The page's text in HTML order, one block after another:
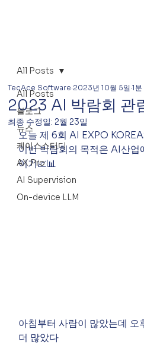
All Posts
블로그
뉴스
케이스스터디
AX Pro
AI Supervision
On-device LLM
All Posts
2023 AI 박람회 관
TecAce Software 2023년 10월 5일 1
최종 수정일:2월 23일
오늘 제 6회 AI EXPO
이번 박람회의 목적은 AI산업
이기📈📊
아침부터 사람이 많았는데 오
더 많았다